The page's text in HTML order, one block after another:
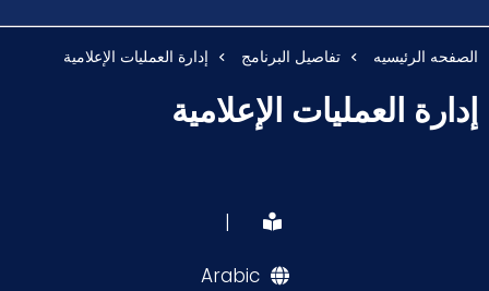
الصفحه الرئيسيه تفاصيل البرنامج إدارة العمليات الإعلامية
إدارة العمليات الإعلامية
|
Arabic